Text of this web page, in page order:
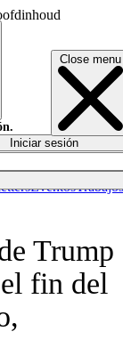
Close menu
EventosTrabajos
Iniciar sesión
Trump
fin del